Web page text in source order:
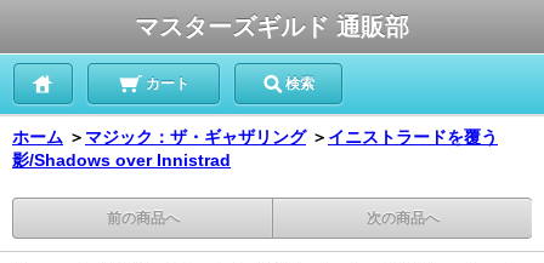
マスターズギルド 通販部
カート 検索
ホーム ＞ マジック：ザ・ギャザリング ＞ イニストラードを覆う
影/Shadows over Innistrad
前の商品へ 次の商品へ